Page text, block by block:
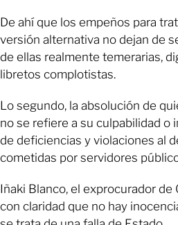
De ahí que los empeños para
versión alternativa no dejan de
de ellas realmente temerarias,
libretos complotistas.
Lo segundo, la absolución de
no se refiere a su culpabilidad o
de deficiencias y violaciones al
cometidas por servidores
Iñaki Blanco, el exprocurador de
con claridad que no hay